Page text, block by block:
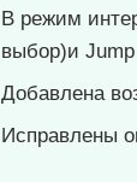
В режим
выбор)и Jump
Добавлена
Исправлены